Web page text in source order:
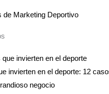
invierten en el deporte: 12
negocio